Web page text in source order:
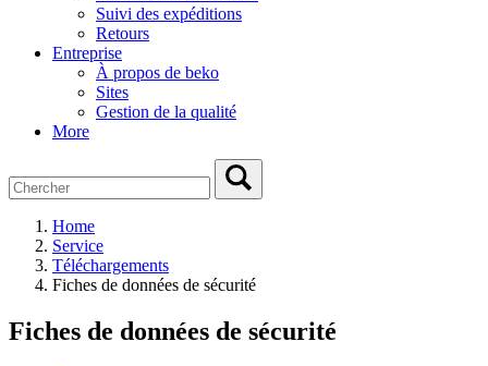
Suivi des expéditions
Retours
Entreprise
À propos de beko
Sites
Gestion de la qualité
More
Home
Service
Téléchargements
Fiches de données de sécurité
Fiches de données de sécurité